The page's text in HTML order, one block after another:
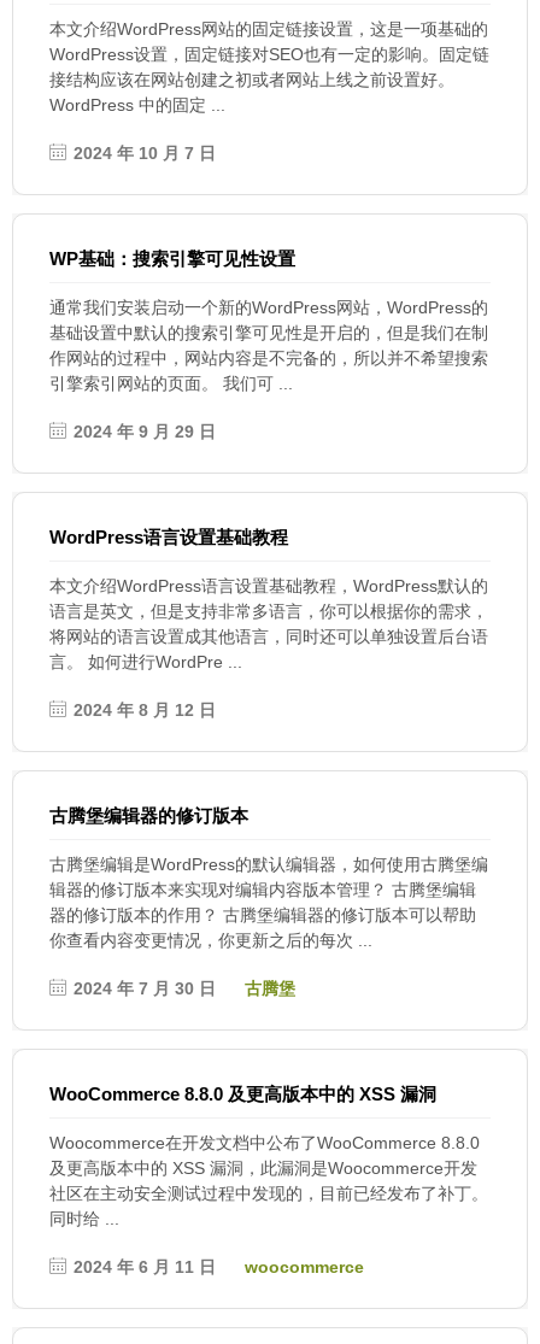
本文介绍WordPress网站的固定链接设置，这是一项基础的
WordPress设置，固定链接对SEO也有一定的影响。固定链
接结构应该在网站创建之初或者网站上线之前设置好。
WordPress 中的固定 ...
2024 年 10 月 7 日
WP基础：搜索引擎可见性设置
通常我们安装启动一个新的WordPress网站，WordPress的
基础设置中默认的搜索引擎可见性是开启的，但是我们在制
作网站的过程中，网站内容是不完备的，所以并不希望搜索
引擎索引网站的页面。 我们可 ...
2024 年 9 月 29 日
WordPress语言设置基础教程
本文介绍WordPress语言设置基础教程，WordPress默认的
语言是英文，但是支持非常多语言，你可以根据你的需求，
将网站的语言设置成其他语言，同时还可以单独设置后台语
言。 如何进行WordPre ...
2024 年 8 月 12 日
古腾堡编辑器的修订版本
古腾堡编辑是WordPress的默认编辑器，如何使用古腾堡编
辑器的修订版本来实现对编辑内容版本管理？ 古腾堡编辑
器的修订版本的作用？ 古腾堡编辑器的修订版本可以帮助
你查看内容变更情况，你更新之后的每次 ...
2024 年 7 月 30 日 古腾堡
WooCommerce 8.8.0 及更高版本中的 XSS 漏洞
Woocommerce在开发文档中公布了WooCommerce 8.8.0
及更高版本中的 XSS 漏洞，此漏洞是Woocommerce开发
社区在主动安全测试过程中发现的，目前已经发布了补丁。
同时给 ...
2024 年 6 月 11 日 woocommerce